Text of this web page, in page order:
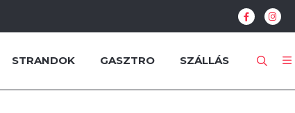
STRANDOK GASZTRO SZÁLLÁS